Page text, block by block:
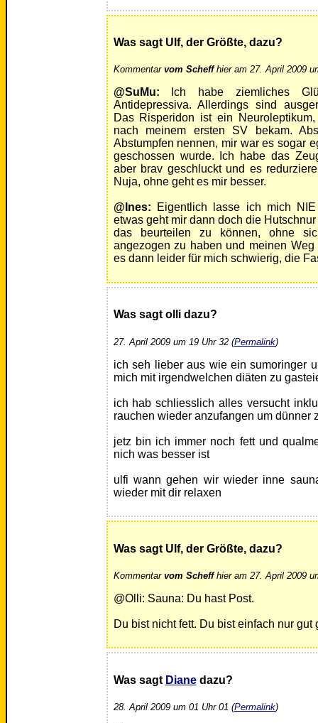
Was sagt Ulf, der Größte, dazu?
Kommentar vom Scheffhier am 27. April 2009
@SuMu: Ich habe ziemliches
Antidepressiva. Allerdings sind
Das Risperidon ist ein
nach meinem ersten SV bekam.
Abstumpfen nennen, mir war es sogar
geschossen wurde. Ich habe das
aber brav geschluckt und es
Nuja, ohne geht es mir besser.
@Ines: Eigentlich lasse ich mich
etwas geht mir dann doch die
das beurteilen zu können, ohne
angezogen zu haben und meinen
es dann leider für mich schwierig, die
Was sagt olli dazu?
27. April 2009 um 19 Uhr 32 (Permalink)
ich seh lieber aus wie ein sumoringer
mich mit irgendwelchen diäten zu
ich hab schliesslich alles versucht
rauchen wieder anzufangen um dünner
jetz bin ich immer noch fett und
nich was besser ist
ulfi wann gehen wir wieder inne
wieder mit dir relaxen
Was sagt Ulf, der Größte, dazu?
Kommentar vom Scheffhier am 27. April 2009
@Olli: Sauna: Du hast Post.
Du bist nicht fett. Du bist einfach nur gut
Was sagt Dianedazu?
28. April 2009 um 01 Uhr 01 (Permalink)